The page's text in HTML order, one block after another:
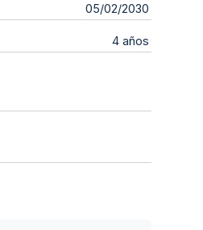
05/02/2030
4 años